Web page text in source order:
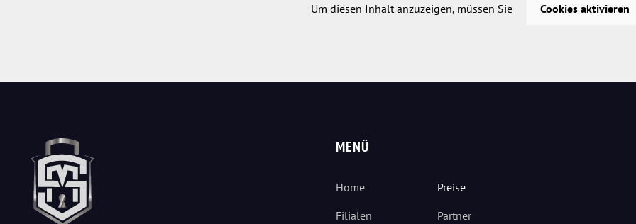
Um diesen Inhalt anzuzeigen, müssen Sie Cookies aktivieren
MENÜ
Home
Filialen
Preise
Partner